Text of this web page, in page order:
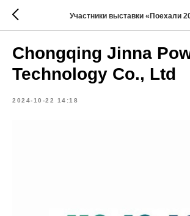
Участники выставки «Поехали
Chongqing Jinna
Technology Co., Ltd
2024-10-22 14:18